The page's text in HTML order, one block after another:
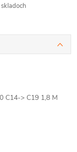
C14-> C19 1,8 M